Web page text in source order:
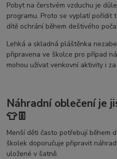
Pobyt na čerstvém vzduchu je
programu. Proto se vyplatí pořídit
dítě ochrání během deštivého
Lehká a skladná pláštěnka
připravena ve školce pro případ
mohou užívat venkovní aktivity i
Náhradní oblečení je
👕👖
Menší děti často potřebují během
školek doporučuje připravit
uložené v šatně.